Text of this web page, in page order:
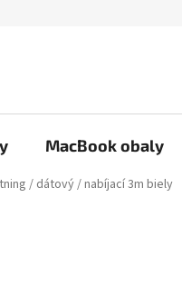
MacBook obaly
/ dátový / nabíjací 3m biely